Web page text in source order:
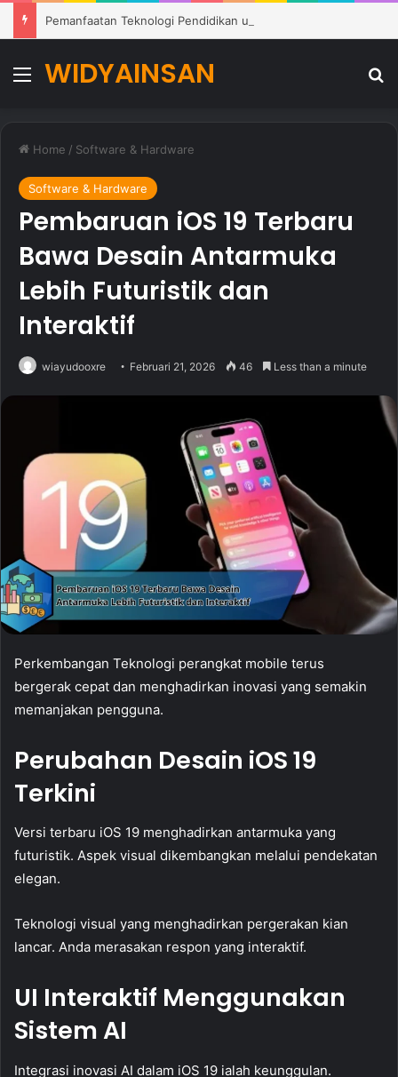
Menu
WIDYAINSAN
Home / Software & Hardware
Software & Hardware
Pembaruan iOS 19 Terbaru
Bawa Desain Antarmuka
Lebih Futuristik dan
Interaktif
wiayudooxre Februari 21, 2026 46 Less than a minute
Perkembangan Teknologi perangkat mobile terus
bergerak cepat dan menghadirkan inovasi yang semakin
memanjakan pengguna.
Perubahan Desain iOS 19
Terkini
Versi terbaru iOS 19 menghadirkan antarmuka yang
futuristik. Aspek visual dikembangkan melalui pendekatan
elegan.
Teknologi visual yang menghadirkan pergerakan kian
lancar. Anda merasakan respon yang interaktif.
UI Interaktif Menggunakan
Sistem AI
Integrasi inovasi AI dalam iOS 19 ialah keunggulan.